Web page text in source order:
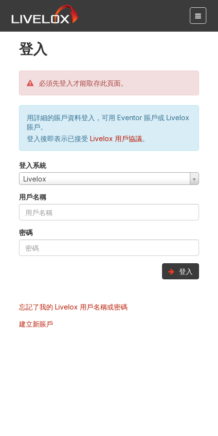
登入
必須先登入才能取存此頁面。
用詳細的賬戶資料登入，可用 Eventor 賬戶或 Livelox
賬戶。
登入後即表示已接受 Livelox 用戶協議。
登入系統
Livelox
用戶名稱
密碼
登入
忘記了我的 Livelox 用戶名稱或密碼
建立新賬戶